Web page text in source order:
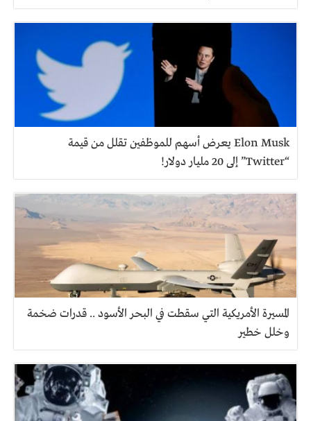
Elon Musk يعرض أسهم للموظفين تقلل من قيمة
“Twitter” إلى 20 مليار دولار!
المسيرة الأمريكية التي سقطت في البحر الأسود .. قدرات ضخمة
وخلل خطير